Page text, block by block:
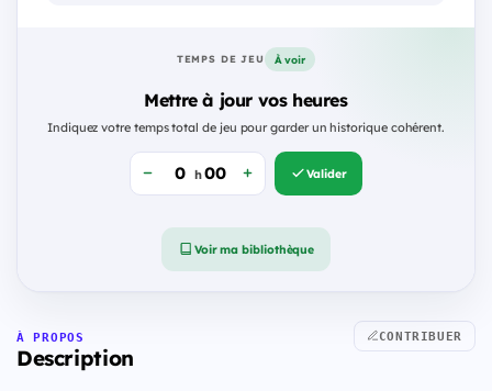
TEMPS DE JEU À voir
Mettre à jour vos heures
Indiquez votre temps total de jeu pour garder un historique cohérent.
h Valider
Voir ma bibliothèque
À PROPOS
Description
CONTRIBUER